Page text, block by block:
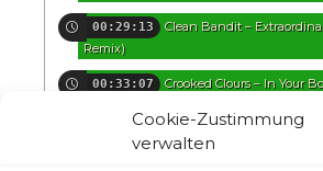
Cookie-Zustimmung
verwalten
00:29:13
Clean Bandit –
Remix)
00:33:07
Crooked Clours – In Your
00:36:30 IRIS – Tigerhead (EBY